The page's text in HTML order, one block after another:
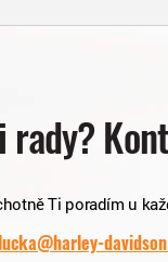
rady?
Ti poradím u
lucka@harley-